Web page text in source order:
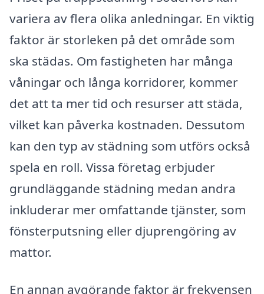
variera av flera olika anledningar. En viktig
faktor är storleken på det område som
ska städas. Om fastigheten har många
våningar och långa korridorer, kommer
det att ta mer tid och resurser att städa,
vilket kan påverka kostnaden. Dessutom
kan den typ av städning som utförs också
spela en roll. Vissa företag erbjuder
grundläggande städning medan andra
inkluderar mer omfattande tjänster, som
fönsterputsning eller djuprengöring av
mattor.
En annan avgörande faktor är frekvensen